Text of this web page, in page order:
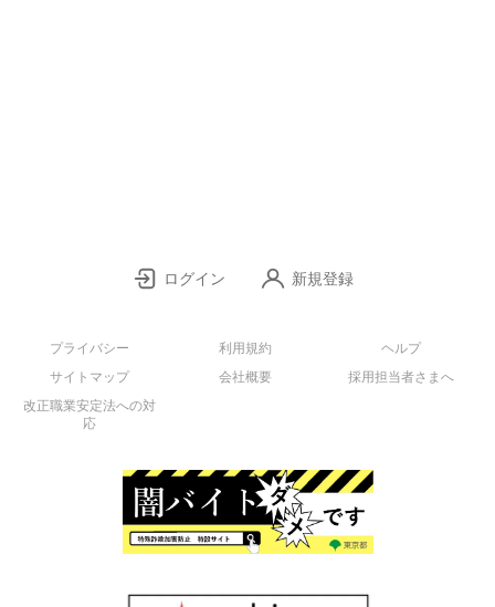
ログイン 新規登録
プライバシー 利用規約
ヘルプ
サイトマップ
会社概要
採用担当者さまへ
改正職業安定法への対
応